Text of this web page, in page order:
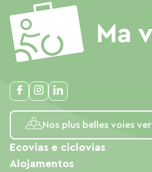
Nos plus belles voies
Ecovias e ciclovias
Alojamentos